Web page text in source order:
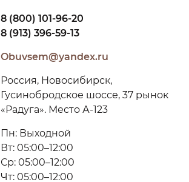
8 (800) 101-96-20
8 (913) 396-59-13
Obuvsem@yandex.ru
Россия, Новосибирск,
Гусинобродское шоссе, 37 рынок
«Радуга». Место А-123
Пн: Выходной
Вт: 05:00–12:00
Ср: 05:00–12:00
Чт: 05:00–12:00